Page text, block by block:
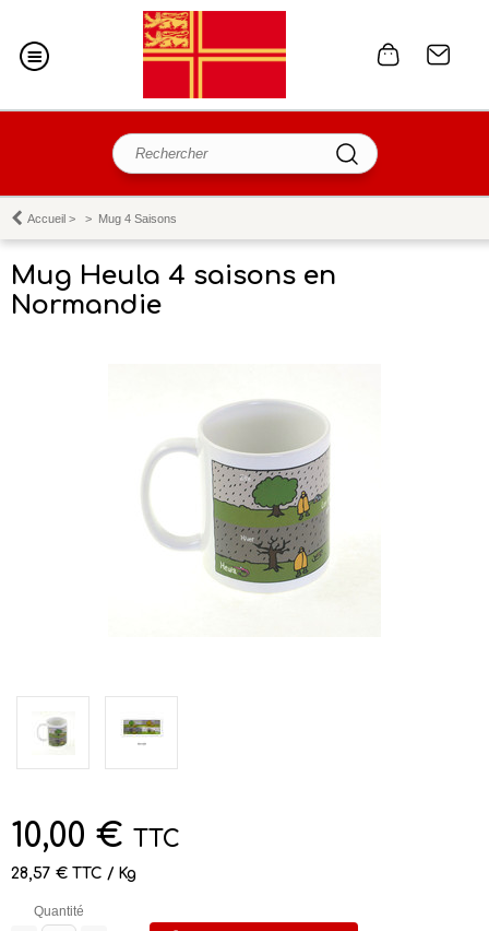
Accueil > > Mug 4 Saisons
Mug Heula 4 saisons en
Normandie
10,00 € TTC
28,57 € TTC / Kg
Quantité